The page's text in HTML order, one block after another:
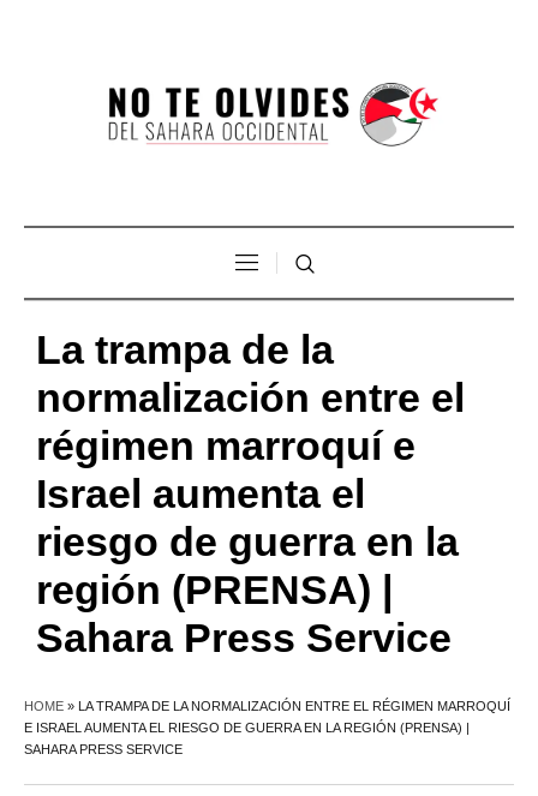
La trampa de la
normalización entre el
régimen marroquí e
Israel aumenta el
riesgo de guerra en la
región (PRENSA) |
Sahara Press Service
HOME » LA TRAMPA DE LA NORMALIZACIÓN ENTRE EL RÉGIMEN MARROQUÍ
E ISRAEL AUMENTA EL RIESGO DE GUERRA EN LA REGIÓN (PRENSA) |
SAHARA PRESS SERVICE